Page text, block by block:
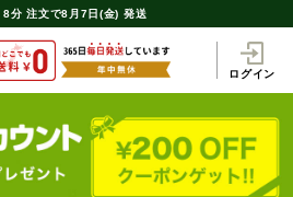
8分 注文で8月7日(金) 発送
ログイン